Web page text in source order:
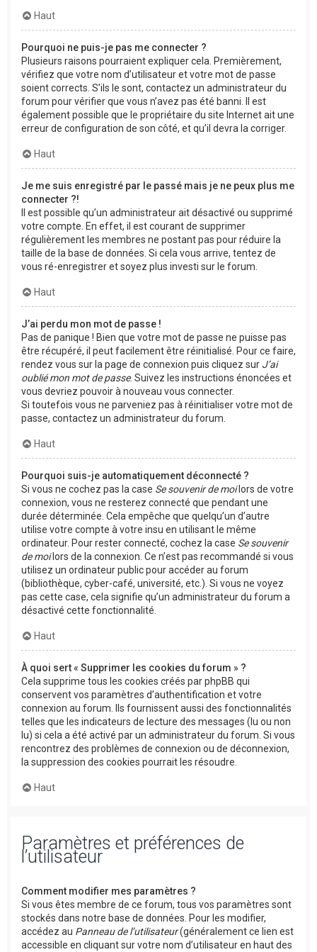
Haut
Pourquoi ne puis-je pas me connecter ?
Plusieurs raisons pourraient expliquer cela. Premièrement,
vérifiez que votre nom d’utilisateur et votre mot de passe
soient corrects. S’ils le sont, contactez un administrateur du
forum pour vérifier que vous n’avez pas été banni. Il est
également possible que le propriétaire du site Internet ait une
erreur de configuration de son côté, et qu’il devra la corriger.
Haut
Je me suis enregistré par le passé mais je ne peux plus me
connecter ?!
Il est possible qu’un administrateur ait désactivé ou supprimé
votre compte. En effet, il est courant de supprimer
régulièrement les membres ne postant pas pour réduire la
taille de la base de données. Si cela vous arrive, tentez de
vous ré-enregistrer et soyez plus investi sur le forum.
Haut
J’ai perdu mon mot de passe !
Pas de panique ! Bien que votre mot de passe ne puisse pas
être récupéré, il peut facilement être réinitialisé. Pour ce faire,
rendez vous sur la page de connexion puis cliquez sur J’ai
oublié mon mot de passe. Suivez les instructions énoncées et
vous devriez pouvoir à nouveau vous connecter.
Si toutefois vous ne parveniez pas à réinitialiser votre mot de
passe, contactez un administrateur du forum.
Haut
Pourquoi suis-je automatiquement déconnecté ?
Si vous ne cochez pas la case Se souvenir de moilors de votre
connexion, vous ne resterez connecté que pendant une
durée déterminée. Cela empêche que quelqu’un d’autre
utilise votre compte à votre insu en utilisant le même
ordinateur. Pour rester connecté, cochez la case Se souvenir
de moilors de la connexion. Ce n’est pas recommandé si vous
utilisez un ordinateur public pour accéder au forum
(bibliothèque, cyber-café, université, etc.). Si vous ne voyez
pas cette case, cela signifie qu’un administrateur du forum a
désactivé cette fonctionnalité.
Haut
À quoi sert « Supprimer les cookies du forum » ?
Cela supprime tous les cookies créés par phpBB qui
conservent vos paramètres d’authentification et votre
connexion au forum. Ils fournissent aussi des fonctionnalités
telles que les indicateurs de lecture des messages (lu ou non
lu) si cela a été activé par un administrateur du forum. Si vous
rencontrez des problèmes de connexion ou de déconnexion,
la suppression des cookies pourrait les résoudre.
Haut
Paramètres et préférences de
l’utilisateur
Comment modifier mes paramètres ?
Si vous êtes membre de ce forum, tous vos paramètres sont
stockés dans notre base de données. Pour les modifier,
accédez au Panneau de l’utilisateur(généralement ce lien est
accessible en cliquant sur votre nom d’utilisateur en haut des